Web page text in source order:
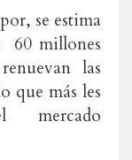
se estima
60 millones
las
que más les
mercado